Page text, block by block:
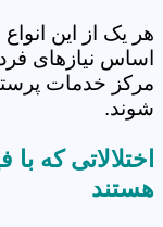
هر یک از این
اساس نیازهای
مرکز خدمات
شوند.
اختلالاتی که
هستند